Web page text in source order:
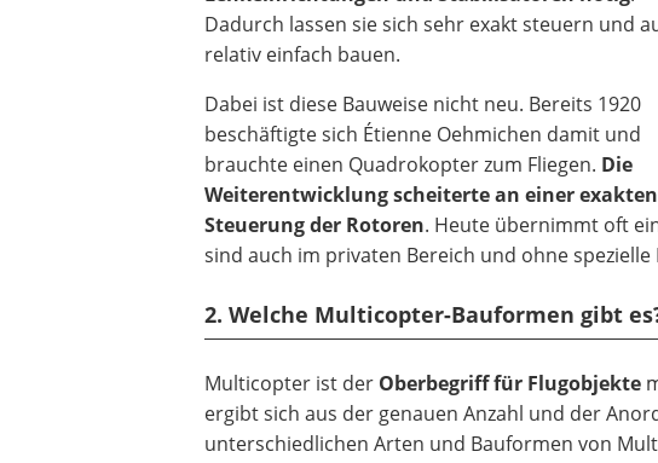
Dadurch lassen sie sich sehr exakt steuern und
relativ einfach bauen.
Dabei ist diese Bauweise nicht neu. Bereits 1920
beschäftigte sich Étienne Oehmichen damit und
brauchte einen Quadrokopter zum Fliegen. Die
Weiterentwicklung scheiterte an einer exakten
Steuerung der Rotoren. Heute übernimmt oft
sind auch im privaten Bereich und ohne
2. Welche Multicopter-Bauformen gibt
Multicopter ist der Oberbegriff für Flugobjekte
ergibt sich aus der genauen Anzahl und der
unterschiedlichen Arten und Bauformen von